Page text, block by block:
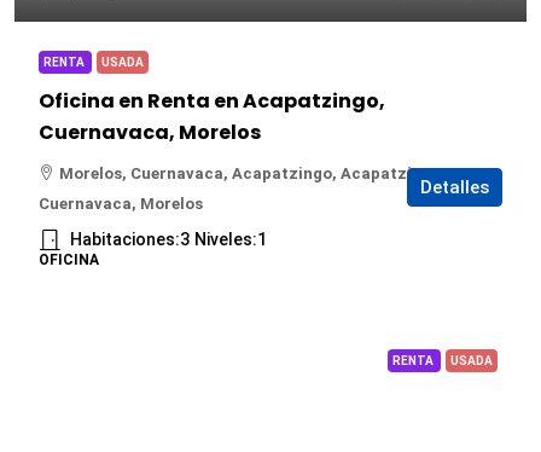
RENTA USADA
Oficina en Renta en Acapatzingo,
Cuernavaca, Morelos
Morelos, Cuernavaca, Acapatzingo, Acapatzingo,
Cuernavaca, Morelos
Habitaciones:3 Niveles:1
OFICINA
Detalles
RENTA USADA